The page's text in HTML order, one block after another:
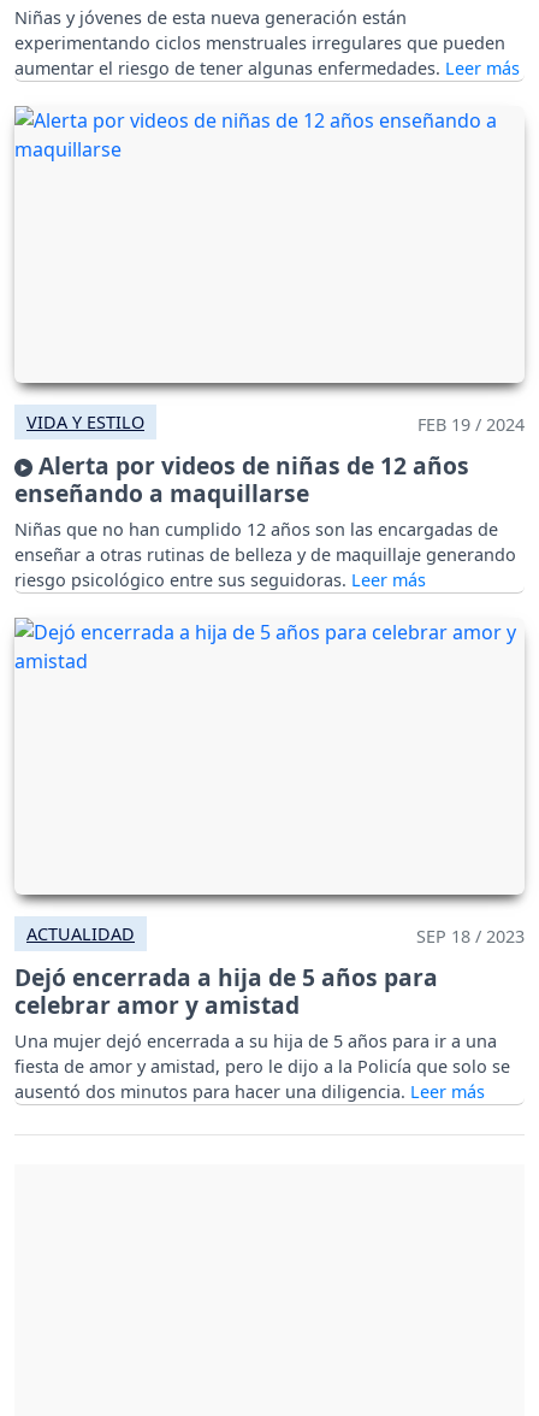
Niñas y jóvenes de esta nueva generación están
experimentando ciclos menstruales irregulares que pueden
aumentar el riesgo de tener algunas enfermedades.
VIDA Y ESTILO FEB 19 / 2024
Alerta por videos de niñas de 12 años
enseñando a maquillarse
Niñas que no han cumplido 12 años son las encargadas de
enseñar a otras rutinas de belleza y de maquillaje generando
riesgo psicológico entre sus seguidoras.
ACTUALIDAD SEP 18 / 2023
Dejó encerrada a hija de 5 años para
celebrar amor y amistad
Una mujer dejó encerrada a su hija de 5 años para ir a una
fiesta de amor y amistad, pero le dijo a la Policía que solo se
ausentó dos minutos para hacer una diligencia.